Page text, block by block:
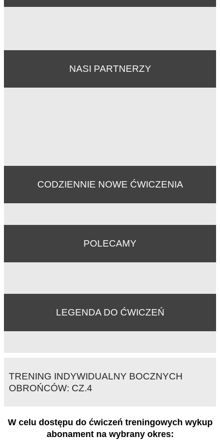
NASI PARTNERZY
CODZIENNIE NOWE ĆWICZENIA
POLECAMY
LEGENDA DO ĆWICZEŃ
TRENING INDYWIDUALNY BOCZNYCH
OBROŃCÓW: CZ.4
W celu dostępu do ćwiczeń treningowych wykup
abonament na wybrany okres: